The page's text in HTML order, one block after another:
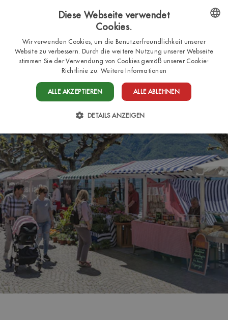
ITALIAN
Diese Webseite verwendet
Cookies.
Wir verwenden Cookies, um die Benutzerfreundlichkeit unserer
Website zu verbessern. Durch die weitere Nutzung unserer Webseite
stimmen Sie der Verwendung von Cookies gemäß unserer Cookie-
Richtlinie zu. Weitere Informationen
ALLE AKZEPTIEREN ALLE ABLEHNEN
DETAILS ANZEIGEN